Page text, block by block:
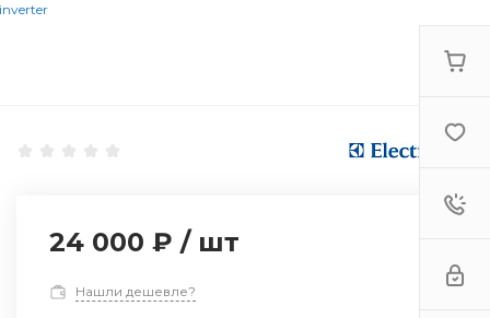
24 000 ₽ / шт
Нашли дешевле?